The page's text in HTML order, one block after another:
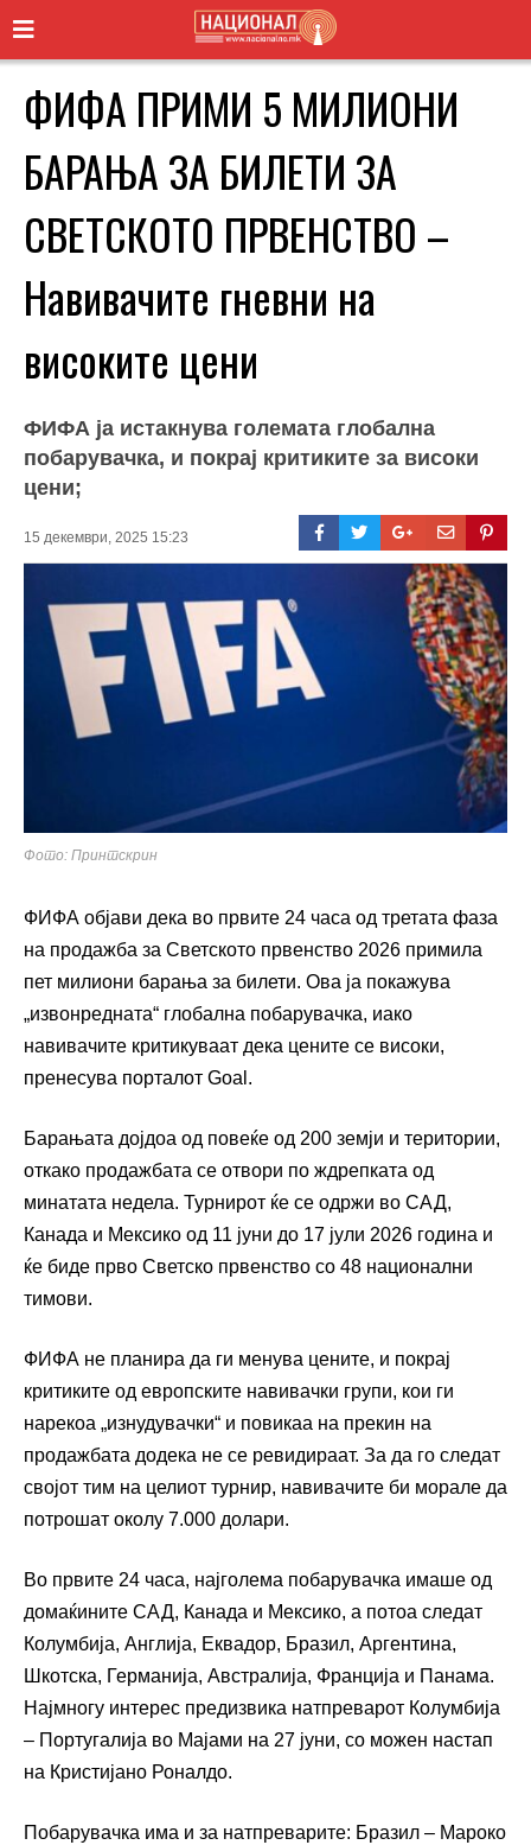
ФИФА ПРИМИ 5 МИЛИОНИ
БАРАЊА ЗА БИЛЕТИ ЗА
СВЕТСКОТО ПРВЕНСТВО –
Навивачите гневни на
високите цени
ФИФА ја истакнува големата глобална
побарувачка, и покрај критиките за високи
цени;
15 декември, 2025 15:23
Фото: Принтскрин
ФИФА објави дека во првите 24 часа од третата фаза
на продажба за Светското првенство 2026 примила
пет милиони барања за билети. Ова ја покажува
„извонредната“ глобална побарувачка, иако
навивачите критикуваат дека цените се високи,
пренесува порталот Goal.
Барањата дојдоа од повеќе од 200 земји и територии,
откако продажбата се отвори по ждрепката од
минатата недела. Турнирот ќе се одржи во САД,
Канада и Мексико од 11 јуни до 17 јули 2026 година и
ќе биде прво Светско првенство со 48 национални
тимови.
ФИФА не планира да ги менува цените, и покрај
критиките од европските навивачки групи, кои ги
нарекоа „изнудувачки“ и повикаа на прекин на
продажбата додека не се ревидираат. За да го следат
својот тим на целиот турнир, навивачите би морале да
потрошат околу 7.000 долари.
Во првите 24 часа, најголема побарувачка имаше од
домаќините САД, Канада и Мексико, а потоа следат
Колумбија, Англија, Еквадор, Бразил, Аргентина,
Шкотска, Германија, Австралија, Франција и Панама.
Најмногу интерес предизвика натпреварот Колумбија
– Португалија во Мајами на 27 јуни, со можен настап
на Кристијано Роналдо.
Побарувачка има и за натпреварите: Бразил – Мароко